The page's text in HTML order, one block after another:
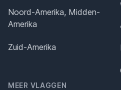
Noord-Amerika, Midden-
Amerika
Zuid-Amerika
MEER VLAGGEN